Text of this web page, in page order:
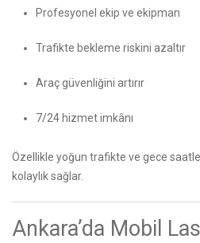
Profesyonel ekip ve ekipman
Trafikte bekleme riskini azaltır
Araç güvenliğini artırır
7/24 hizmet imkânı
Özellikle yoğun trafikte ve gece
kolaylık sağlar.
Ankara’da Mobil